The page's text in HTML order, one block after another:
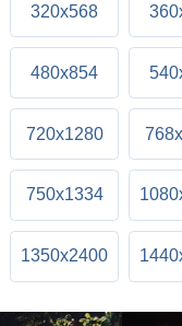
320x568
480x854
720x1280
750x1334
1350x2400